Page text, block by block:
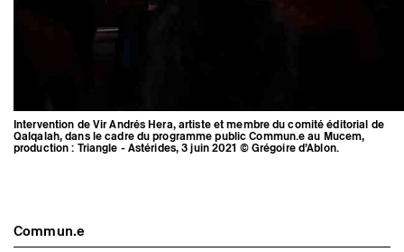
Intervention de Vir Andrés Hera, artiste et membre du comité éditorial de
Qalqalah, dans le cadre du programme public Commun.e au Mucem,
production : Triangle - Astérides, 3 juin 2021 © Grégoire d’Ablon.
Commun.e